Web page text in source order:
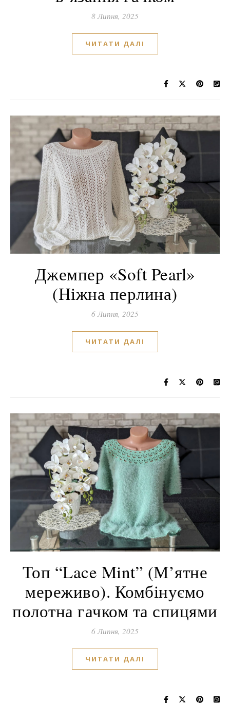
8 Липня, 2025
ЧИТАТИ ДАЛІ
Джемпер «Soft Pearl»
(Ніжна перлина)
6 Липня, 2025
ЧИТАТИ ДАЛІ
Топ “Lace Mint” (М’ятне
мереживо). Комбінуємо
полотна гачком та спицями
6 Липня, 2025
ЧИТАТИ ДАЛІ